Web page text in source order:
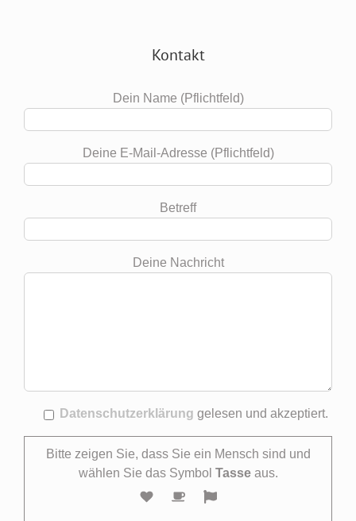
Kontakt
Dein Name (Pflichtfeld)
Deine E-Mail-Adresse (Pflichtfeld)
Betreff
Deine Nachricht
Datenschutzerklärung gelesen und akzeptiert.
Bitte zeigen Sie, dass Sie ein Mensch sind und
wählen Sie das Symbol Tasseaus.